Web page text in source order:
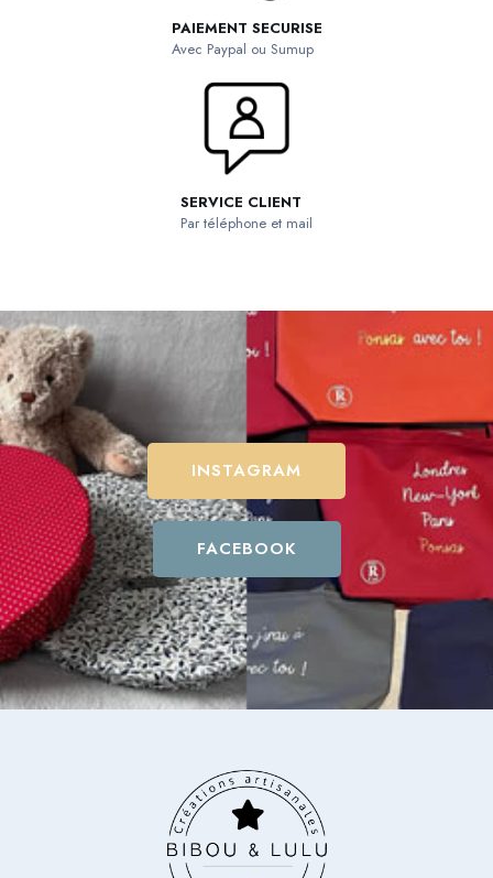
PAIEMENT SECURISE
Avec Paypal ou Sumup
SERVICE CLIENT
Par téléphone et mail
INSTAGRAM
FACEBOOK